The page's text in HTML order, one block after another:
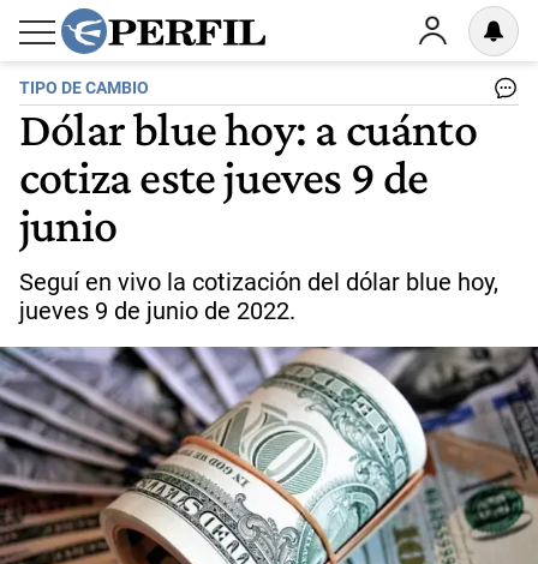
TIPO DE CAMBIO
Dólar blue hoy: a cuánto
cotiza este jueves 9 de
junio
Seguí en vivo la cotización del dólar blue hoy,
jueves 9 de junio de 2022.